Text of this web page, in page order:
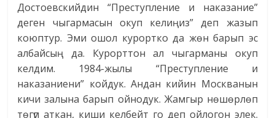
Достоевскийдин “Преступление и наказание”
деген чыгармасын окуп келиңиз” деп жазып
коюптур. Эми ошол курортко да жөн барып эс
албайсың да. Курорттон ал чыгарманы окуп
келдим. 1984-жылы “Преступление и
наказаниени” койдук. Андан кийин Москванын
кичи залына барып ойнодук. Жамгыр нөшөрлөп
төгүп аткан, киши келбейт го деп ойлогон элек.